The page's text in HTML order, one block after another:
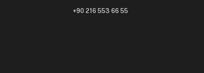
+90 216 553 66 55